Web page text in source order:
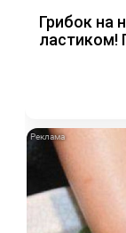
Грибок на
ластиком!